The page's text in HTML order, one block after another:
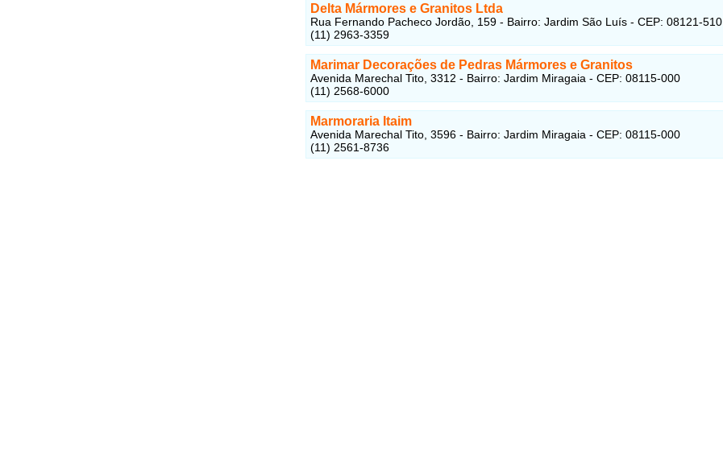
Delta Mármores e Granitos Ltda
Rua Fernando Pacheco Jordão, 159 - Bairro: Jardim São Luís - CEP: 08121-510
(11) 2963-3359
Marimar Decorações de Pedras Mármores e Granitos
Avenida Marechal Tito, 3312 - Bairro: Jardim Miragaia - CEP: 08115-000
(11) 2568-6000
Marmoraria Itaim
Avenida Marechal Tito, 3596 - Bairro: Jardim Miragaia - CEP: 08115-000
(11) 2561-8736